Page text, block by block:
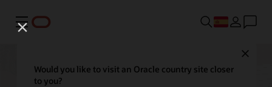
Menú
Would you like to visit an Oracle country site closer
to you?